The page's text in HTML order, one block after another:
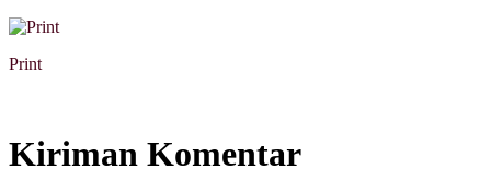
Print
Kiriman Komentar